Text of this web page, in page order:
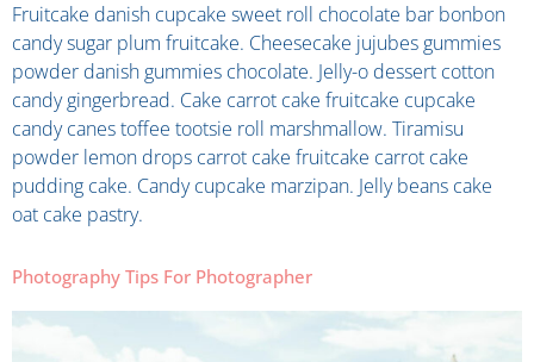
Fruitcake danish cupcake sweet roll chocolate bar bonbon
candy sugar plum fruitcake. Cheesecake jujubes gummies
powder danish gummies chocolate. Jelly-o dessert cotton
candy gingerbread. Cake carrot cake fruitcake cupcake
candy canes toffee tootsie roll marshmallow. Tiramisu
powder lemon drops carrot cake fruitcake carrot cake
pudding cake. Candy cupcake marzipan. Jelly beans cake
oat cake pastry.
Photography Tips For Photographer